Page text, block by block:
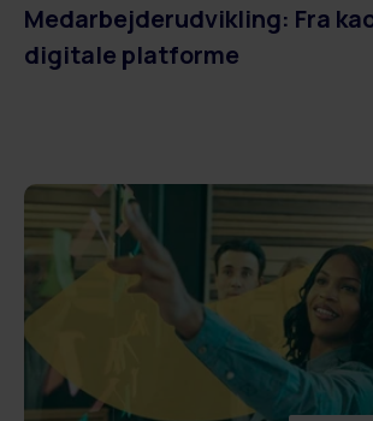
Medarbejderudvikling: Fra
digitale platforme